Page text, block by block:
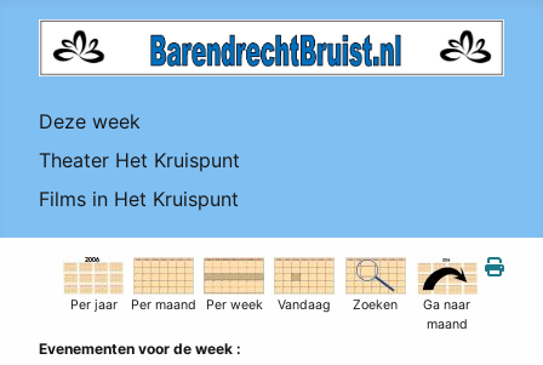
Deze week
Theater Het Kruispunt
Films in Het Kruispunt
Per jaar Per maand Per week Vandaag Zoeken
Ga naar
maand
Evenementen voor de week :